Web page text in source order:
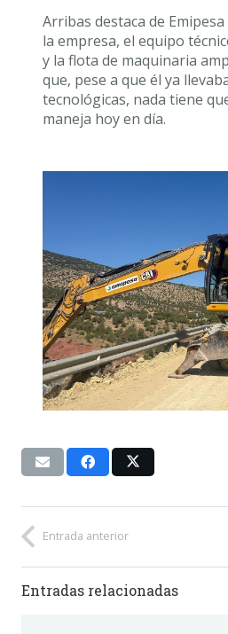
Arribas destaca de
la empresa, el equipo
y la flota de maquinaria
que, pese a que él ya
tecnológicas, nada tiene
maneja hoy en día.
Entrada anterior
Entradas relacionadas